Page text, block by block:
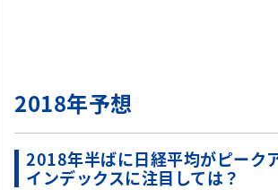
2018年予想
2018年半ばに日経平均がピーク
インデックスに注目しては？